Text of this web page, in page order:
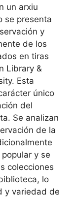
un arxiu
se presenta
y
de los
en tiras
Library &
Esta
único
del
Se analizan
de la
y se
colecciones
lo
y variedad de